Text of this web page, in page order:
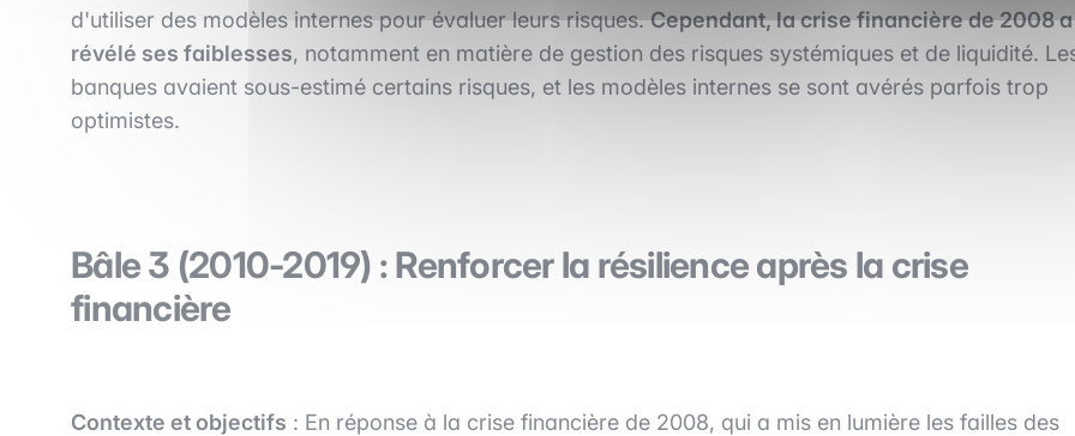
d'utiliser des modèles internes pour évaluer leurs risques.Cependant, la crise financière de 2008 a
révélé ses faiblesses, notamment en matière de gestion des risques systémiques et de liquidité.
banques avaient sous-estimé certains risques, et les modèles internes se sont avérés parfois trop
optimistes.
Bâle 3 (2010-2019) : Renforcer la résilience après la crise
financière
Contexte et objectifs : En réponse à la crise financière de 2008, qui a mis en lumière les failles des